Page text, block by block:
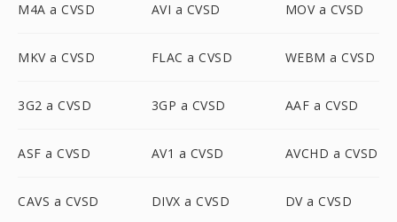
M4A a CVSD AVI a CVSD MOV a CVSD
MKV a CVSD FLAC a CVSD WEBM a CVSD
3G2 a CVSD 3GP a CVSD AAF a CVSD
ASF a CVSD AV1 a CVSD AVCHD a CVSD
CAVS a CVSD DIVX a CVSD DV a CVSD